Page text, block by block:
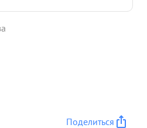
период боевых действии
Поделиться